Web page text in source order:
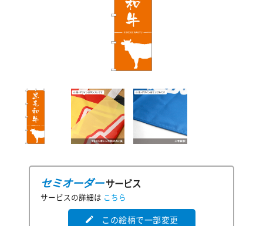
セミオーダーサービス
サービスの詳細は こちら
edit この絵柄で一部変更